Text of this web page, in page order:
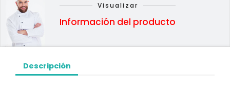
Visualizar
Información del producto
Descripción